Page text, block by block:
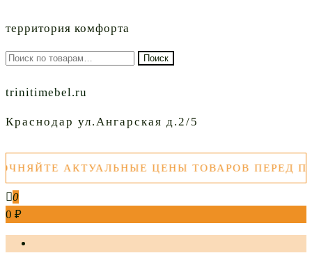
территория комфорта
Искать: Поиск
trinitimebel.ru
Краснодар ул.Ангарская д.2/5
АКТУАЛЬНЫЕ ЦЕНЫ ТОВАРОВ ПЕРЕД
0
0 ₽